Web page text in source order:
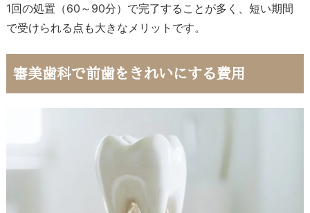
1回の処置（60～90分）で完了することが多く、短い期間
で受けられる点も大きなメリットです。
審美歯科で前歯をきれいにする費用